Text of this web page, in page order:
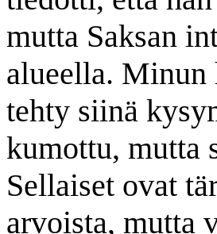
mutta Saksan
alueella. Minun
tehty siinä
kumottu, mutta
Sellaiset ovat
arvoista, mutta